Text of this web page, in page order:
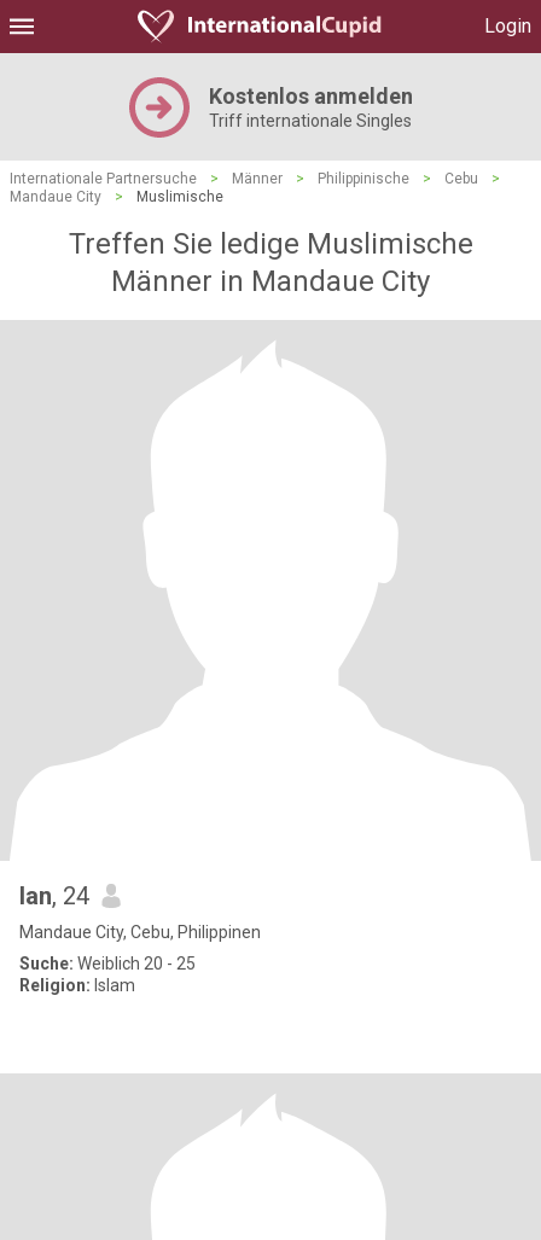
Login
Kostenlos anmelden
Triff internationale Singles
Internationale Partnersuche > Männer > Philippinische > Cebu
>
Mandaue City
> Muslimische
Treffen Sie ledige Muslimische
Männer in Mandaue City
lan, 24
Mandaue City, Cebu, Philippinen
Suche: Weiblich 20 - 25
Religion: Islam